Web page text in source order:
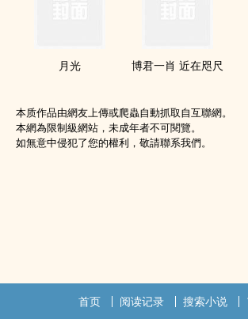
月光 博君一肖 近在咫尺
本质作品由網友上傳或爬蟲自動抓取自互聯網。
本網為限制級網站，未成年者不可閱覽。
如無意中侵犯了您的權利，敬請聯系我們。
首页 阅读记录 搜索小说